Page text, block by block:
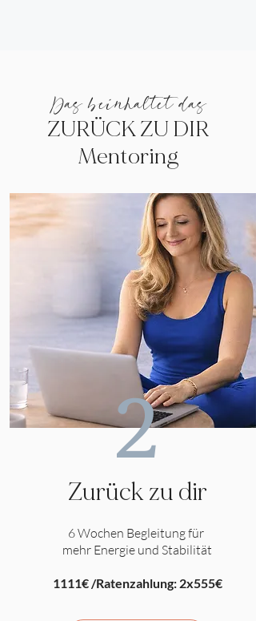
Das beinhaltet das
ZURÜCK ZU DIR
Mentoring
2
Zurück zu dir
6 Wochen Begleitung für
mehr Energie und Stabilität
1111€ /Ratenzahlung: 2x555€